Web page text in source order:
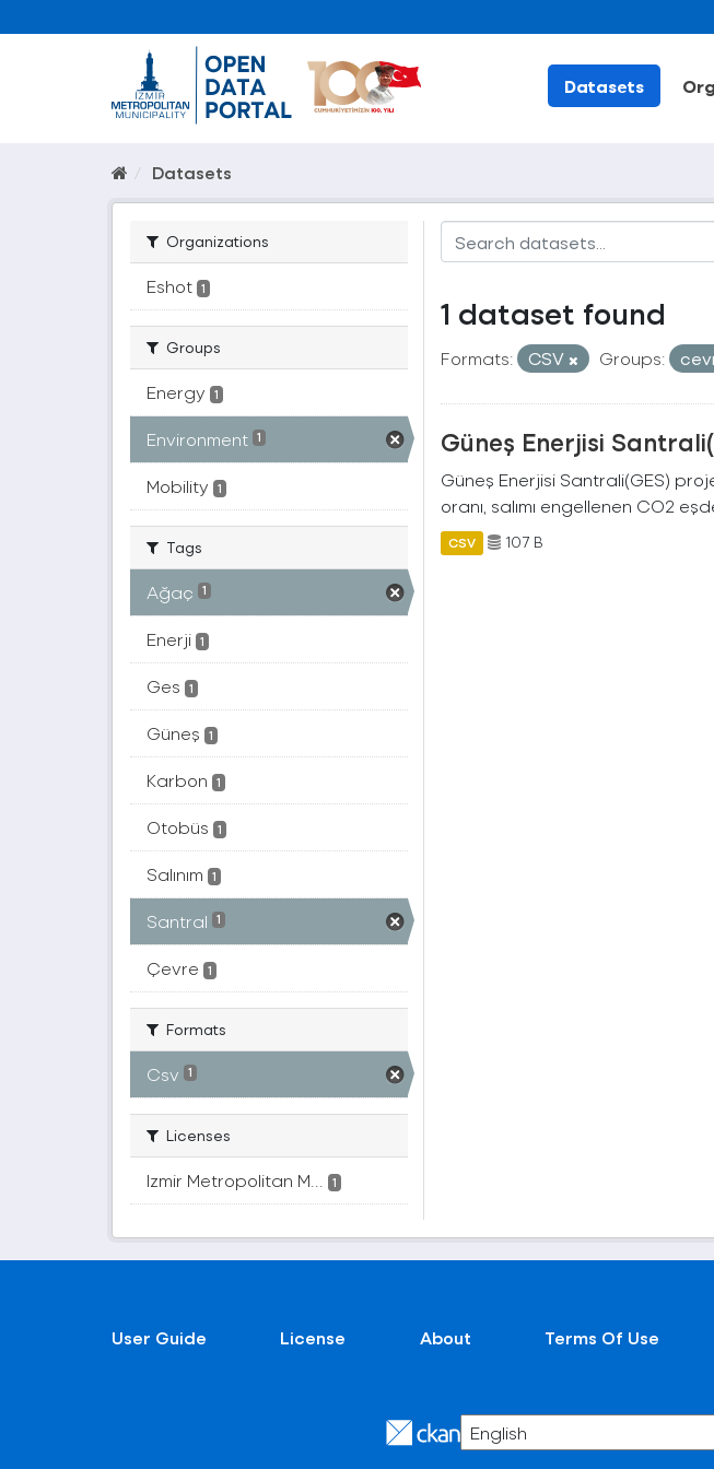
Datasets
Datasets
Organizations
Eshot 1
Groups
Energy 1
Environment 1
Mobility 1
Tags
Ağaç 1
Enerji 1
Ges 1
Güneş 1
Karbon 1
Otobüs 1
Salınım 1
Santral 1
Çevre 1
Formats
Csv 1
Licenses
Izmir Metropolitan M... 1
1 dataset found
Formats: CSV Groups:
Güneş Enerjisi
Güneş Enerjisi Santrali(GES)
oranı, salımı engellenen CO2
CSV 107 B
User Guide License About Terms Of Use